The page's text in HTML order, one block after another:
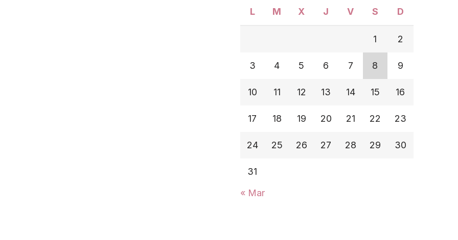
L M X J V S D
1 2
3 4 5 6 7 8 9
10 11 12 13 14 15 16
17 18 19 20 21 22 23
24 25 26 27 28 29 30
31
« Mar